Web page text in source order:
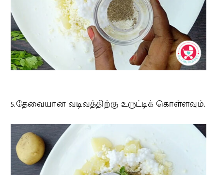
5.தேவையான வடிவத்திற்கு உருட்டிக் கொள்ளவும்.